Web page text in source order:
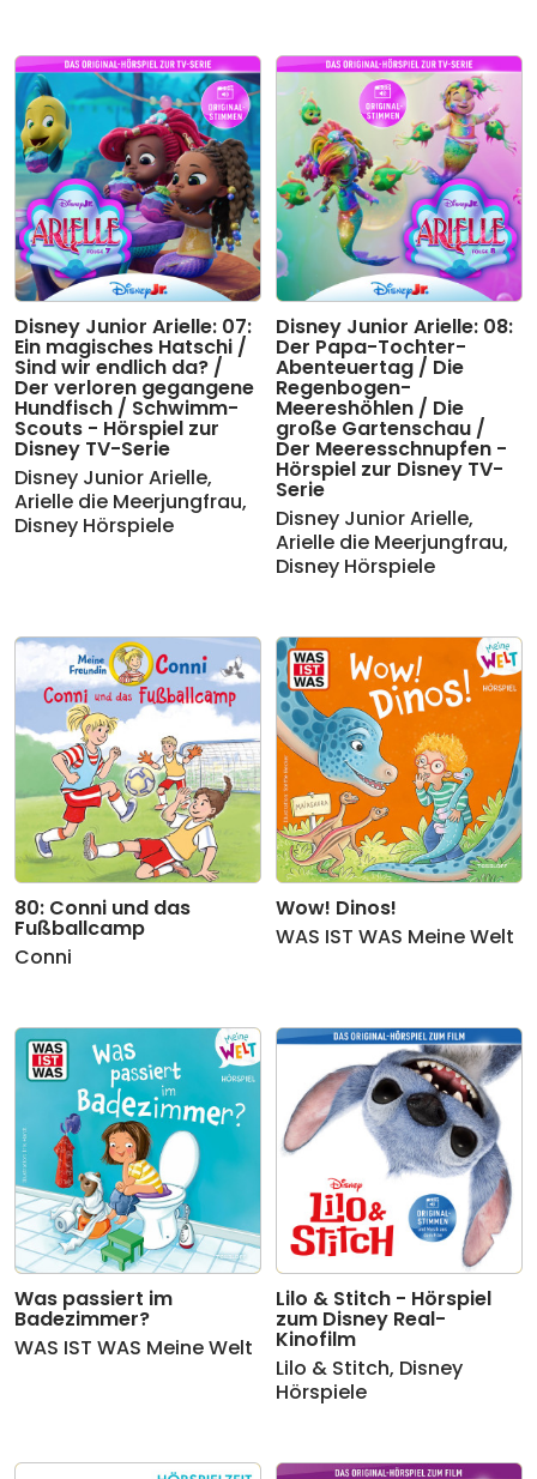
Disney Junior Arielle: 07:
Ein magisches Hatschi /
Sind wir endlich da? /
Der verloren gegangene
Hundfisch / Schwimm-
Scouts - Hörspiel zur
Disney TV-Serie
Disney Junior Arielle,
Arielle die Meerjungfrau,
Disney Hörspiele
Disney Junior Arielle: 08:
Der Papa-Tochter-
Abenteuertag / Die
Regenbogen-
Meereshöhlen / Die
große Gartenschau /
Der Meeresschnupfen -
Hörspiel zur Disney TV-
Serie
Disney Junior Arielle,
Arielle die Meerjungfrau,
Disney Hörspiele
80: Conni und das
Fußballcamp
Conni
Wow! Dinos!
WAS IST WAS Meine Welt
Was passiert im
Badezimmer?
WAS IST WAS Meine Welt
Lilo & Stitch - Hörspiel
zum Disney Real-
Kinofilm
Lilo & Stitch, Disney
Hörspiele